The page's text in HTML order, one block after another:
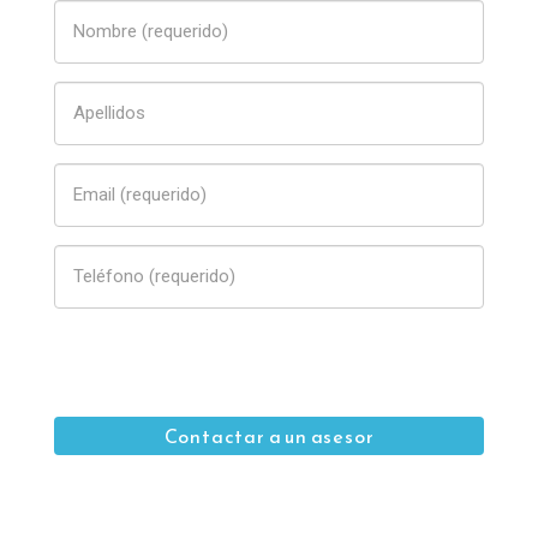
Contactar a un asesor